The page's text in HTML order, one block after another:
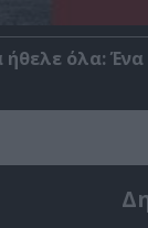
όλα: Ένα